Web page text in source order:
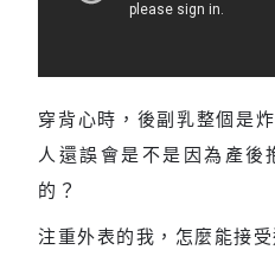
穿背心時，後副乳整個是
人還誤會是不是因為產後
的？
注重外表的我，怎麼能接